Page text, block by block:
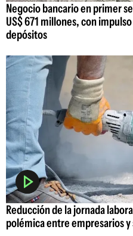
Negocio bancario en primer
US$ 671 millones, con
depósitos
Reducción de la jornada
polémica entre empresarios